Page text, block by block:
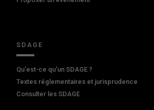
SDAGE
Qu'est-ce qu'un SDAGE ?
Textes réglementaires et jurisprudence
Consulter les SDAGE